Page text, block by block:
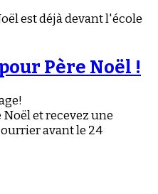
Père Noël !
et recevez une
avant le 24